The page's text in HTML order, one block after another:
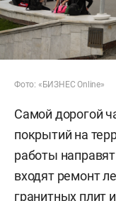
Фото: «БИЗНЕС Online»
Самой дорогой
покрытий на
работы
входят ремонт
гранитных плит